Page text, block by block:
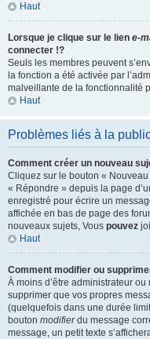
Haut
Lorsque je clique sur le lien e-
connecter !?
Seuls les membres peuvent
la fonction a été activée par
malveillante de la fonctionnalité
Haut
Problèmes liés à la
Comment créer un nouveau
Cliquez sur le bouton «
« Répondre » depuis la page
enregistré pour écrire un
affichée en bas de page des
nouveaux sujets, Vous pouvez
Haut
Comment modifier ou
À moins d’être administrateur
supprimer que vos propres
(quelquefois dans une durée
bouton modifierdu message
message, un petit texte